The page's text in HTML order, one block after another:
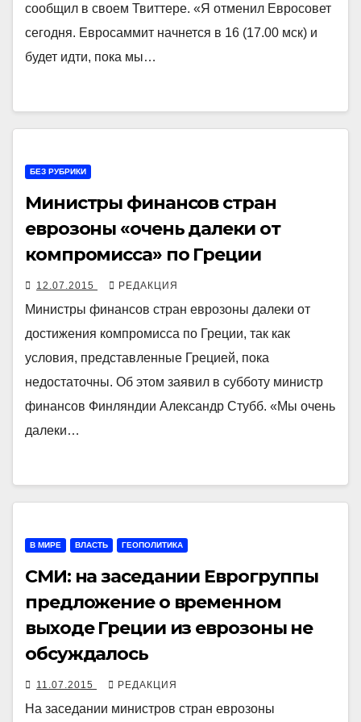
сообщил в своем Твиттере. «Я отменил Евросовет
сегодня. Евросаммит начнется в 16 (17.00 мск) и
будет идти, пока мы…
БЕЗ РУБРИКИ
Министры финансов стран
еврозоны «очень далеки от
компромисса» по Греции
12.07.2015 РЕДАКЦИЯ
Министры финансов стран еврозоны далеки от
достижения компромисса по Греции, так как
условия, представленные Грецией, пока
недостаточны. Об этом заявил в субботу министр
финансов Финляндии Александр Стубб. «Мы очень
далеки…
В МИРЕ ВЛАСТЬ ГЕОПОЛИТИКА
СМИ: на заседании Еврогруппы
предложение о временном
выходе Греции из еврозоны не
обсуждалось
11.07.2015 РЕДАКЦИЯ
На заседании министров стран еврозоны